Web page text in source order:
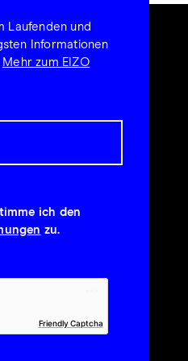
Laufenden und
Informationen
Mehr zum EIZO
ich den
zu.
Friendly Captcha